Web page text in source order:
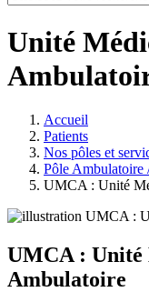
Unité
Accueil
Patients
Nos pôles et
Pôle Ambulatoire
UMCA : Unité
UMCA :
Ambulatoire